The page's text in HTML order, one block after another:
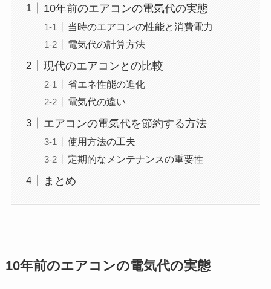
10年前のエアコンの電気代の実態
当時のエアコンの性能と消費電力
電気代の計算方法
現代のエアコンとの比較
省エネ性能の進化
電気代の違い
エアコンの電気代を節約する方法
使用方法の工夫
定期的なメンテナンスの重要性
まとめ
10年前のエアコンの電気代の実態